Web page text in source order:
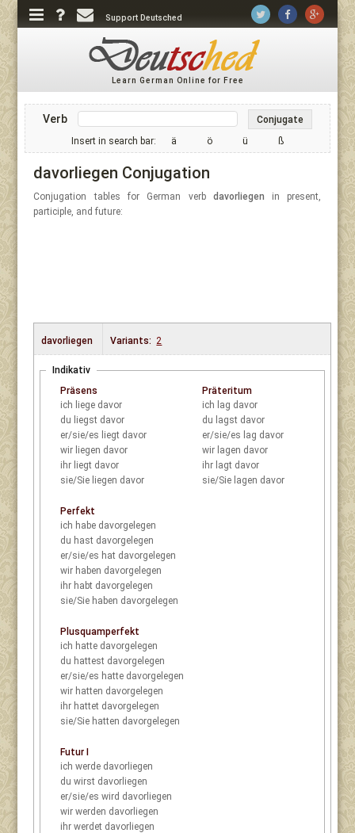
Support Deutsched
Learn German Online for Free
Verb
Conjugate
Insert in search bar:
ä ö ü ß
davorliegen Conjugation
Conjugation tables for German verb davorliegen in present,
participle, and future:
davorliegen Variants: 2
Indikativ
Präsens
ich liege davor
du liegst davor
er/sie/es liegt davor
wir liegen davor
ihr liegt davor
sie/Sie liegen davor
Präteritum
ich lag davor
du lagst davor
er/sie/es lag davor
wir lagen davor
ihr lagt davor
sie/Sie lagen davor
Perfekt
ich habe davorgelegen
du hast davorgelegen
er/sie/es hat davorgelegen
wir haben davorgelegen
ihr habt davorgelegen
sie/Sie haben davorgelegen
Plusquamperfekt
ich hatte davorgelegen
du hattest davorgelegen
er/sie/es hatte davorgelegen
wir hatten davorgelegen
ihr hattet davorgelegen
sie/Sie hatten davorgelegen
Futur I
ich werde davorliegen
du wirst davorliegen
er/sie/es wird davorliegen
wir werden davorliegen
ihr werdet davorliegen